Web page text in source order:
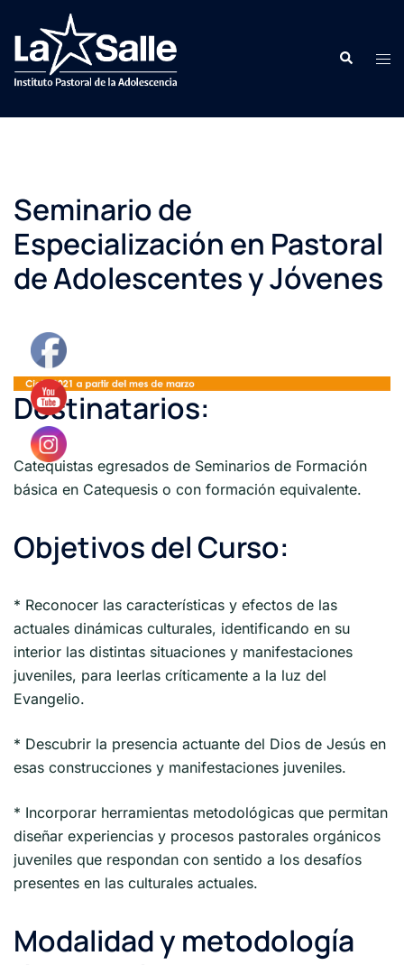
Seminario de
Especialización en Pastoral
de Adolescentes y Jóvenes
Destinatarios:
Catequistas egresados de Seminarios de Formación
básica en Catequesis o con formación equivalente.
Objetivos del Curso:
* Reconocer las características y efectos de las
actuales dinámicas culturales, identificando en su
interior las distintas situaciones y manifestaciones
juveniles, para leerlas críticamente a la luz del
Evangelio.
* Descubrir la presencia actuante del Dios de Jesús en
esas construcciones y manifestaciones juveniles.
* Incorporar herramientas metodológicas que permitan
diseñar experiencias y procesos pastorales orgánicos
juveniles que respondan con sentido a los desafíos
presentes en las culturales actuales.
Modalidad y metodología